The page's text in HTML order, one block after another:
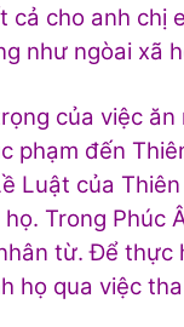
cho anh chị
như ngòai xã
của việc
phạm đến
Luật của
Trong Phúc
từ. Để thực
họ qua việc